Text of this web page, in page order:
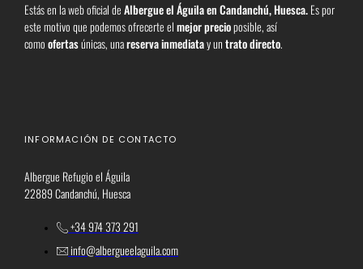
Estás en la web oficial deAlbergue el Águila en Candanchú, Huesca.Es por
este motivo que podemos ofrecerte elmejor precioposible, así
comoofertasúnicas, unareserva inmediatay untrato directo.
INFORMACIÓN DE CONTACTO
Albergue Refugio el Águila
22889 Candanchú, Huesca
+34 974 373 291
info@albergueelaguila.com